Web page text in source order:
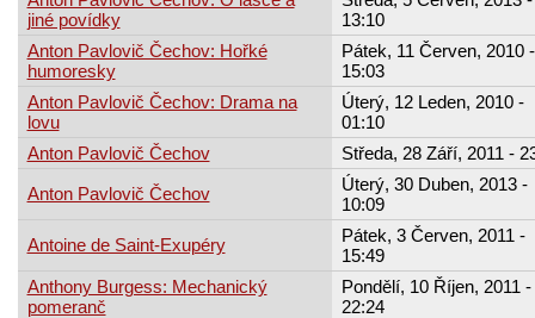
jiné povídky
13:10
Anton Pavlovič Čechov: Hořké
humoresky
Pátek, 11 Červen, 2010 -
15:03
Anton Pavlovič Čechov: Drama na
lovu
Úterý, 12 Leden, 2010 -
01:10
Anton Pavlovič Čechov
Středa, 28 Září, 2011 -
Anton Pavlovič Čechov
Úterý, 30 Duben, 2013 -
10:09
Antoine de Saint-Exupéry
Pátek, 3 Červen, 2011 -
15:49
Anthony Burgess: Mechanický
pomeranč
Pondělí, 10 Říjen, 2011 -
22:24